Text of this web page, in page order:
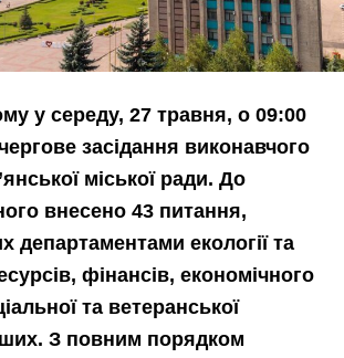
у середу, 27 травня, о 09:00
засідання виконавчого
міської ради. До
внесено 43 питання,
департаментами екології та
фінансів, економічного
та ветеранської
З повним порядком